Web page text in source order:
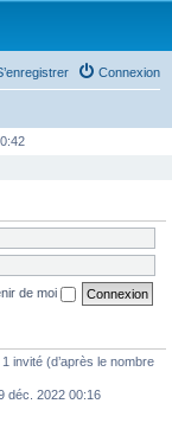
Connexion
de moi
invité (d’après le nombre
déc. 2022 00:16